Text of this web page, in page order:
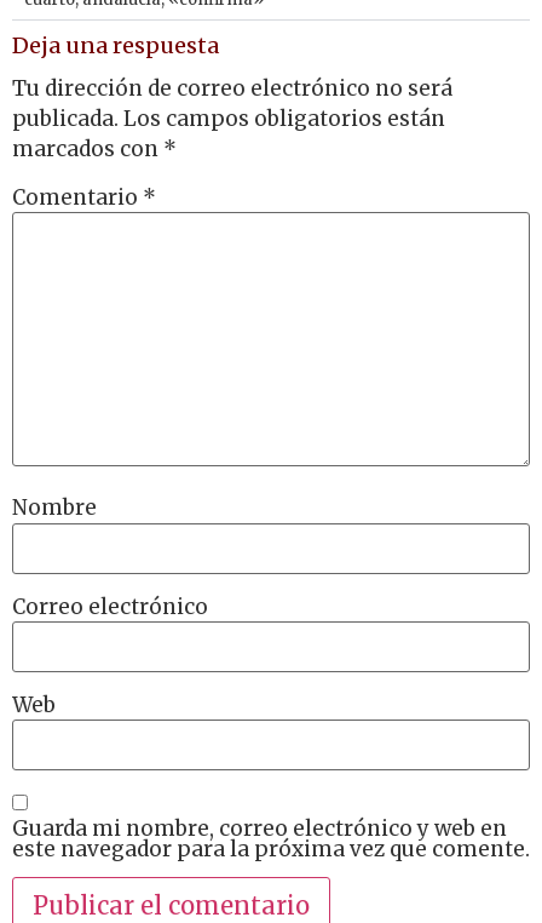
Deja una respuesta
Tu dirección de correo electrónico no será
publicada. Los campos obligatorios están
marcados con *
Comentario *
Nombre
Correo electrónico
Web
Guarda mi nombre, correo electrónico y web en
este navegador para la próxima vez que comente.